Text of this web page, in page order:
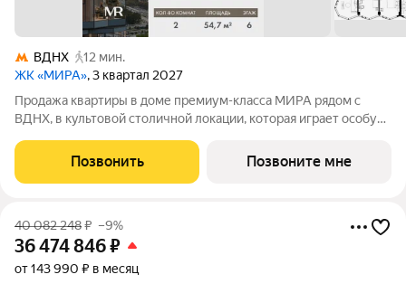
ВДНХ
12 мин.
ЖК «МИРА», 3 квартал 2027
Продажа квартиры в доме премиум-класса МИРА рядом с
ВДНХ, в культовой столичной локации, которая играет особую
квартира площадью 54.69 м расположена в корпусе 3, на 6
этаже 24 этажного дома.
Позвонить Позвоните мне
40 082 248₽ –9%
36 474 846₽
от 143 990 ₽ в месяц